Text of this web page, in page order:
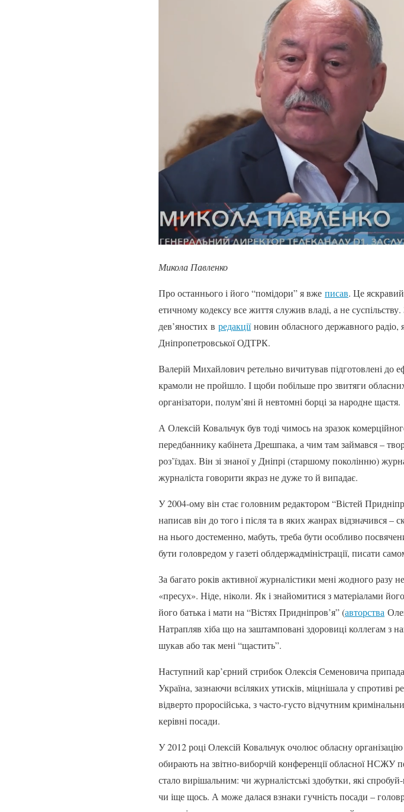
Микола Павленко
Про останнього і його “помідори” я вже писав. Це
етичному кодексу все життя служив владі, а не
дев’яностих в редакціїновин обласного державного радіо,
Дніпропетровської ОДТРК.
Валерій Михайлович ретельно вичитував підготовлені до
крамоли не пройшло. І щоби побільше про звитяги
організатори, полум’яні й невтомні борці за народне щастя.
А Олексій Ковальчук був тоді чимось на зразок
передбаннику кабінета Дрешпака, а чим там займався –
роз’їздах. Він зі знаної у Дніпрі (старшому поколінню)
журналіста говорити якраз не дуже то й випадає.
У 2004-ому він стає головним редактором “Вістей
написав він до того і після та в яких жанрах відзначився
на нього достеменно, мабуть, треба бути особливо
бути головредом у газеті облдержадміністрації, писати
За багато років активної журналістики мені жодного разу
«пресух». Ніде, ніколи. Як і знайомитися з матеріалами
його батька і мати на “Вістях Придніпров’я” (авторства
Натрапляв хіба що на заштамповані здоровиці коллегам з
шукав або так мені “щастить”.
Наступний кар’єрний стрибок Олексія Семеновича
Україна, зазнаючи всіляких утисків, міцнішала у спротиві
відверто проросійська, з часто-густо відчутним
керівні посади.
У 2012 році Олексій Ковальчук очолює обласну
обирають на звітно-виборчій конференції обласної НСЖУ
стало вирішальним: чи журналістські здобутки, які
чи іще щось. А може далася взнаки гучність посади –